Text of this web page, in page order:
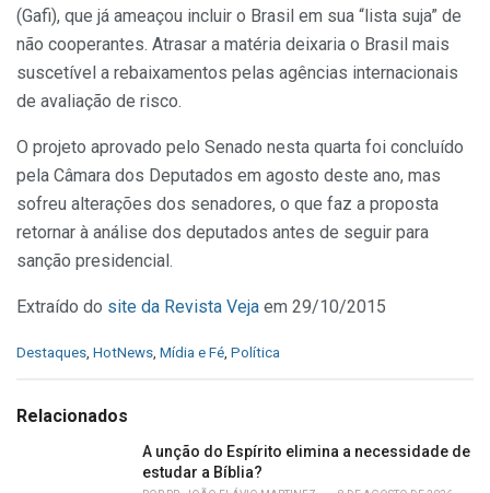
(Gafi), que já ameaçou incluir o Brasil em sua “lista suja” de
não cooperantes. Atrasar a matéria deixaria o Brasil mais
suscetível a rebaixamentos pelas agências internacionais
de avaliação de risco.
O projeto aprovado pelo Senado nesta quarta foi concluído
pela Câmara dos Deputados em agosto deste ano, mas
sofreu alterações dos senadores, o que faz a proposta
retornar à análise dos deputados antes de seguir para
sanção presidencial.
Extraído do site da Revista Veja em 29/10/2015
C
e
Destaques, HotNews, Mídia e Fé, Política
Relacionados
A unção do Espírito elimina a necessidade de
estudar a Bíblia?